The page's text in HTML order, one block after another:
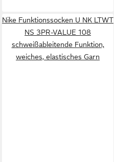
Nike Funktionssocken U NK LTWT
NS 3PR-VALUE 108
schweißableitende Funktion,
weiches, elastisches Garn